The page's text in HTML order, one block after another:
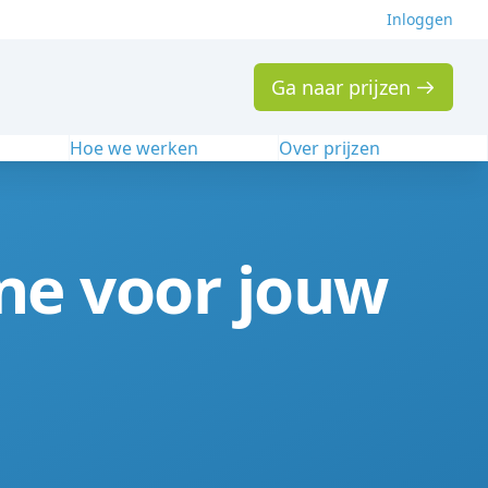
Inloggen
Ga naar prijzen
Hoe we werken Over prijzen
voor jouw